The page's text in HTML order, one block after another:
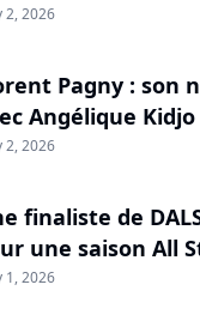
2, 2026
Pagny : son
Angélique Kidjo
2, 2026
finaliste de
une saison All
1, 2026